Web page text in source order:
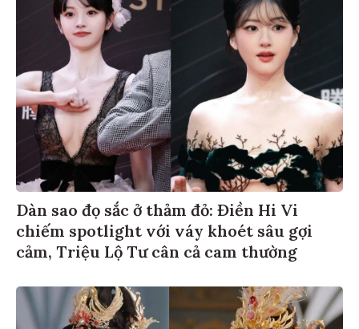
Dàn sao đọ sắc ở thảm đỏ: Điền Hi Vi
chiếm spotlight với váy khoét sâu gợi
cảm, Triệu Lộ Tư cân cả cam thường